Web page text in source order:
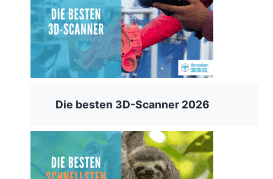
Die besten 3D-Scanner 2026